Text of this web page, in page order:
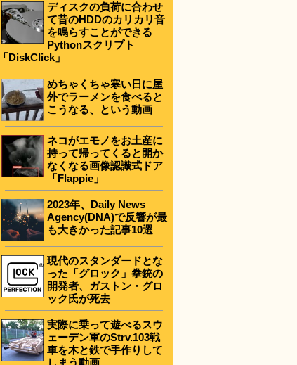
ディスクの負荷に合わせ
て昔のHDDのカリカリ音
を鳴らすことができる
Pythonスクリプト
「DiskClick」
めちゃくちゃ寒い日に屋
外でラーメンを食べると
こうなる、という動画
ネコがエモノをお土産に
持って帰ってくると開か
なくなる画像認識式ドア
「Flappie」
2023年、Daily News
Agency(DNA)で反響が最
も大きかった記事10選
現代のスタンダードとな
った「グロック」拳銃の
開発者、ガストン・グロ
ック氏が死去
実際に乗って遊べるスウ
ェーデン軍のStrv.103戦
車を木と鉄で手作りして
しまう動画